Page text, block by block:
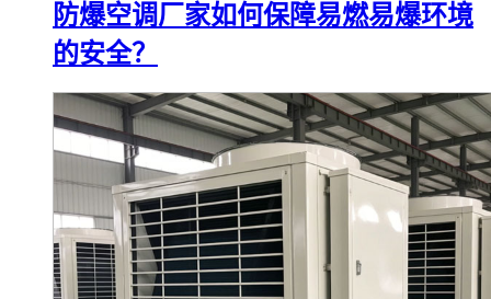
防爆空调厂家如何保障易燃易爆环境
的安全？